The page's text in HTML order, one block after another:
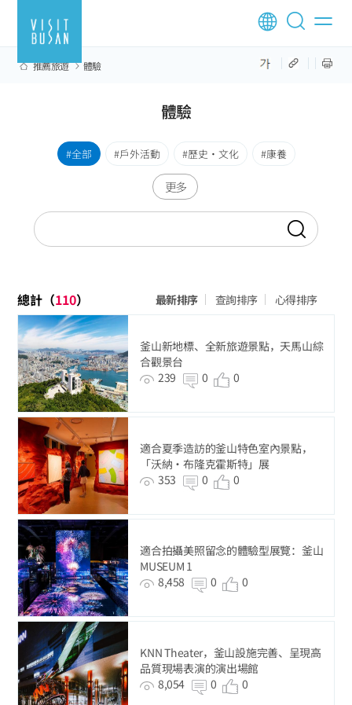
推薦旅遊 體驗
體驗
全部 戶外活動 歷史‧文化 康養
更多
總計（110） 最新排序 查詢排序 心得排序
釜山新地標、全新旅遊景點，天馬山綜
合觀景台
239
0 0
適合夏季造訪的釜山特色室內景點，
「沃納・布隆克霍斯特」展
353
0 0
適合拍攝美照留念的體驗型展覽：釜山
MUSEUM 1
8,458
0 0
KNN Theater，釜山設施完善、呈現高
品質現場表演的演出場館
8,054
0 0